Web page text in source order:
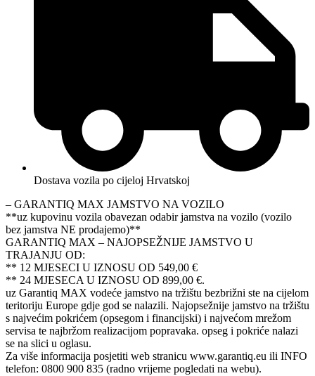
Dostava vozila po cijeloj Hrvatskoj
– GARANTIQ MAX JAMSTVO NA VOZILO
**uz kupovinu vozila obavezan odabir jamstva na vozilo (vozilo
bez jamstva NE prodajemo)**
GARANTIQ MAX – NAJOPSEŽNIJE JAMSTVO U
TRAJANJU OD:
** 12 MJESECI U IZNOSU OD 549,00 €
** 24 MJESECA U IZNOSU OD 899,00 €.
uz Garantiq MAX vodeće jamstvo na tržištu bezbrižni ste na cijelom
teritoriju Europe gdje god se nalazili. Najopsežnije jamstvo na tržištu
s najvećim pokrićem (opsegom i financijski) i najvećom mrežom
servisa te najbržom realizacijom popravaka. opseg i pokriće nalazi
se na slici u oglasu.
Za više informacija posjetiti web stranicu www.garantiq.eu ili INFO
telefon: 0800 900 835 (radno vrijeme pogledati na webu).